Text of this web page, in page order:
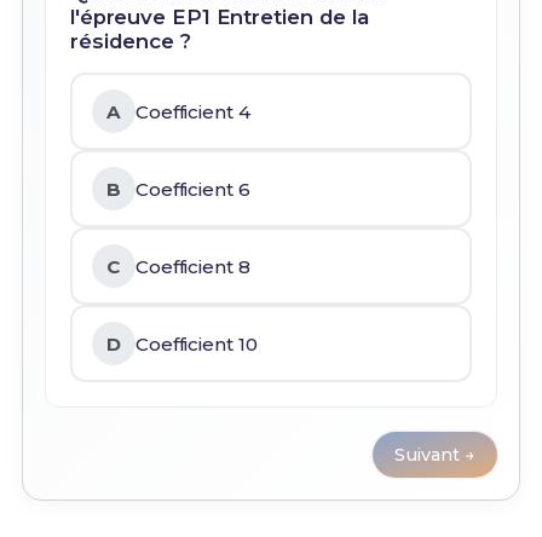
l'épreuve EP1 Entretien de la
résidence ?
A Coefficient 4
B Coefficient 6
C Coefficient 8
D Coefficient 10
Suivant →